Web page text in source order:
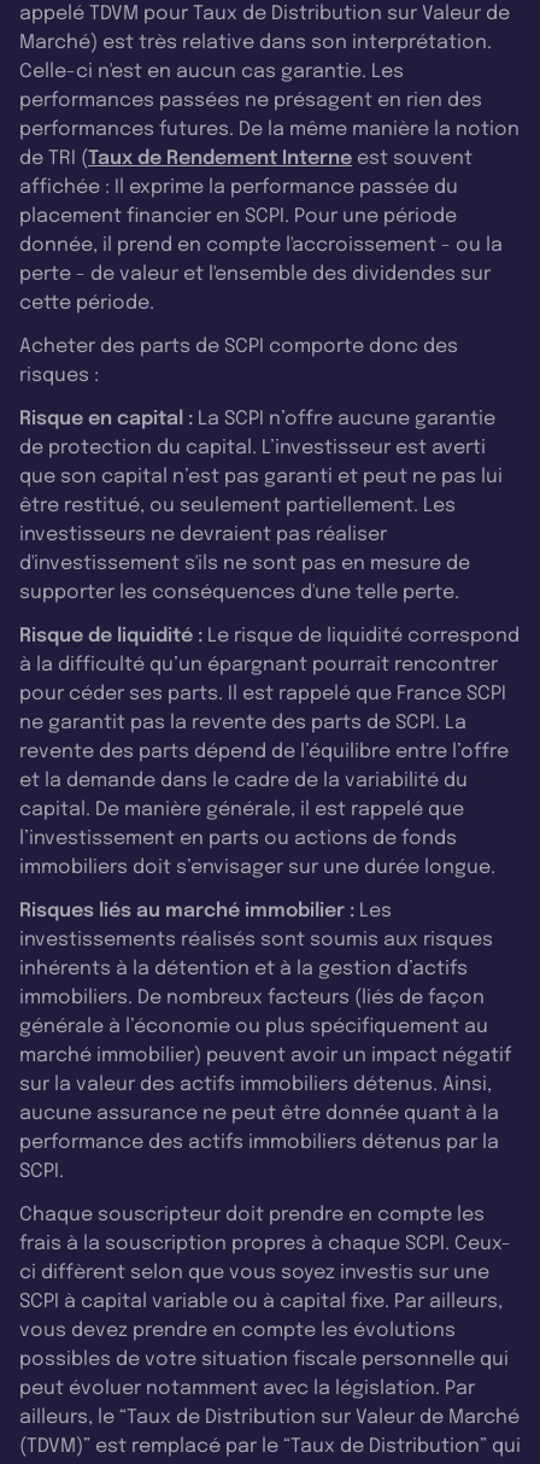
appelé TDVM pour Taux de Distribution sur Valeur de
Marché) est très relative dans son interprétation.
Celle-ci n'est en aucun cas garantie. Les
performances passées ne présagent en rien des
performances futures. De la même manière la notion
de TRI (Taux de Rendement Interne est souvent
affichée : Il exprime la performance passée du
placement financier en SCPI. Pour une période
donnée, il prend en compte l'accroissement - ou la
perte - de valeur et l'ensemble des dividendes sur
cette période.
Acheter des parts de SCPI comporte donc des
risques :
Risque en capital : La SCPI n’offre aucune garantie
de protection du capital. L’investisseur est averti
que son capital n’est pas garanti et peut ne pas lui
être restitué, ou seulement partiellement. Les
investisseurs ne devraient pas réaliser
d'investissement s'ils ne sont pas en mesure de
supporter les conséquences d'une telle perte.
Risque de liquidité : Le risque de liquidité correspond
à la difficulté qu’un épargnant pourrait rencontrer
pour céder ses parts. Il est rappelé que France SCPI
ne garantit pas la revente des parts de SCPI. La
revente des parts dépend de l’équilibre entre l’offre
et la demande dans le cadre de la variabilité du
capital. De manière générale, il est rappelé que
l’investissement en parts ou actions de fonds
immobiliers doit s’envisager sur une durée longue.
Risques liés au marché immobilier : Les
investissements réalisés sont soumis aux risques
inhérents à la détention et à la gestion d’actifs
immobiliers. De nombreux facteurs (liés de façon
générale à l’économie ou plus spécifiquement au
marché immobilier) peuvent avoir un impact négatif
sur la valeur des actifs immobiliers détenus. Ainsi,
aucune assurance ne peut être donnée quant à la
performance des actifs immobiliers détenus par la
SCPI.
Chaque souscripteur doit prendre en compte les
frais à la souscription propres à chaque SCPI. Ceux-
ci diffèrent selon que vous soyez investis sur une
SCPI à capital variable ou à capital fixe. Par ailleurs,
vous devez prendre en compte les évolutions
possibles de votre situation fiscale personnelle qui
peut évoluer notamment avec la législation. Par
ailleurs, le “Taux de Distribution sur Valeur de Marché
(TDVM)” est remplacé par le “Taux de Distribution” qui